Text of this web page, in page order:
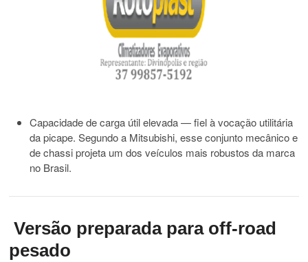
Capacidade de carga útil elevada — fiel à vocação utilitária
da picape. Segundo a Mitsubishi, esse conjunto mecânico e
de chassi projeta um dos veículos mais robustos da marca
no Brasil.
Versão preparada para off-road
pesado